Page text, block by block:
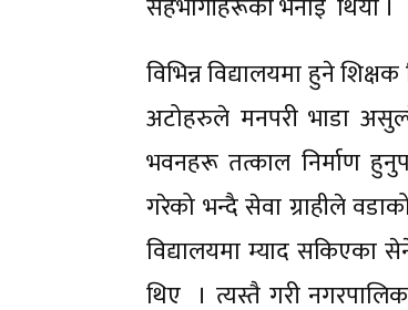
सहभागीहरूको भनाई थियो ।
विभिन्न विद्यालयमा हुने
अटोहरुले मनपरी भाडा
भवनहरू तत्काल निर्माण
गरेको भन्दै सेवा ग्राहीले
विद्यालयमा म्याद सकिएका
थिए । त्यस्तै गरी